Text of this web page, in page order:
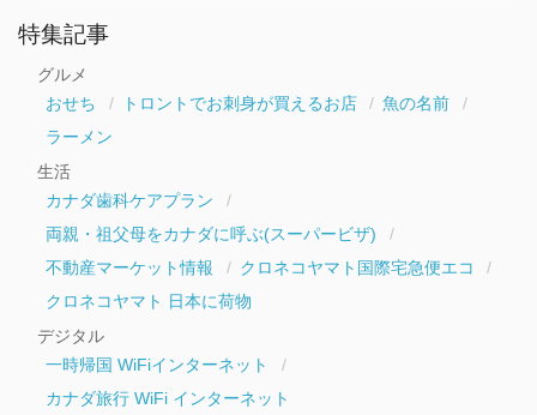
ー
カ
特集記事
グルメ
おせち
トロントでお刺身が買えるお店
魚の名前
ラーメン
生活
カナダ歯科ケアプラン
両親・祖父母をカナダに呼ぶ(スーパービザ)
不動産マーケット情報
クロネコヤマト国際宅急便エコ
クロネコヤマト 日本に荷物
デジタル
一時帰国 WiFiインターネット
カナダ旅行 WiFi インターネット